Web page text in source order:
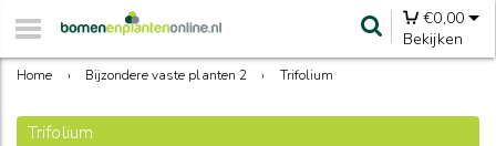
€0,00
Bekijken
Home › Bijzondere vaste planten 2 › Trifolium
Trifolium